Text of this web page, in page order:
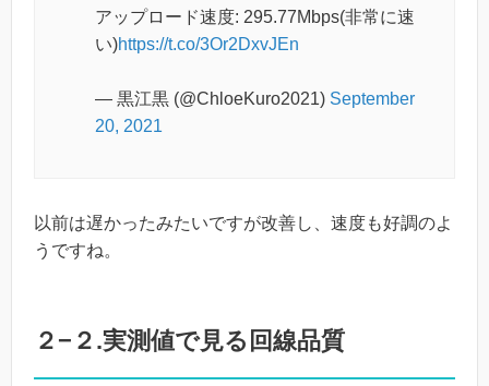
アップロード速度: 295.77Mbps(非常に速
い)https://t.co/3Or2DxvJEn
— 黒江黒 (@ChloeKuro2021) September
20, 2021
以前は遅かったみたいですが改善し、速度も好調のよ
うですね。
２−２.実測値で見る回線品質